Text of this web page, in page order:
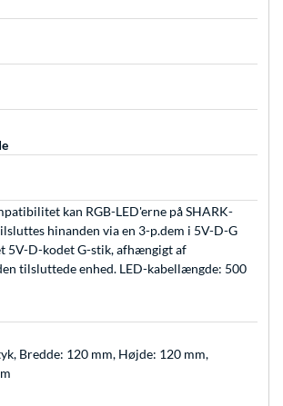
kan RGB-LED'erne på SHARK-
hinanden via en 3-p.dem i 5V-D-G
5V-D-kodet G-stik, afhængigt af
tilsluttede enhed. LED-kabellængde: 500
Bredde: 120 mm, Højde: 120 mm,